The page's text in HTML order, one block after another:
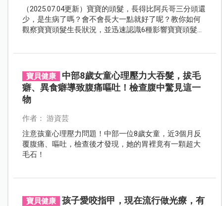
（2025.07.04更新）寶寶的頭髮，長得比阿兵哥三分頭還
少，是生病了嗎？會不會長大一點就好了呢？教你如何
觀察寶寶頭髮生長狀況，並迅速認識6種影響寶寶頭髮生
寶貝健康
中部8歲女童心理壓力大吞髮，拔毛
癖、異食癖導致腹痛嘔吐！檢查腹中驚見這一
物
作者： 游資芸
注意孩童心理壓力問題！中部一位8歲女童，近3個月反
覆腹痛、嘔吐，檢查後才發現，她的胃裡竟有一顆超大
毛石！
寶貝健康
孩子愛咬指甲，現在流行做光療，有